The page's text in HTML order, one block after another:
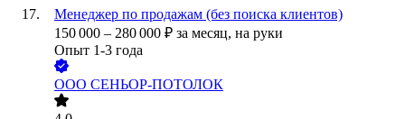
Менеджер по продажам (без поиска клиентов)
150 000 – 280 000 ₽ за месяц, на руки
Опыт 1-3 года
ООО СЕНЬОР-ПОТОЛОК